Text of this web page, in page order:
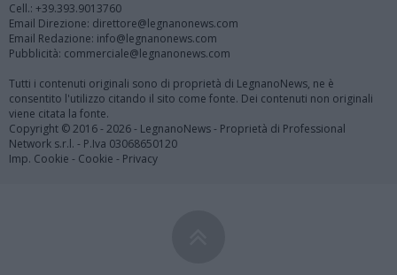
Cell.: +39.393.9013760
Email Direzione: direttore@legnanonews.com
Email Redazione: info@legnanonews.com
Pubblicità: commerciale@legnanonews.com
Tutti i contenuti originali sono di proprietà di LegnanoNews, ne è
consentito l'utilizzo citando il sito come fonte. Dei contenuti non originali
viene citata la fonte.
Copyright © 2016 - 2026 - LegnanoNews - Proprietà di Professional
Network s.r.l. - P.Iva 03068650120
Imp. Cookie - Cookie - Privacy